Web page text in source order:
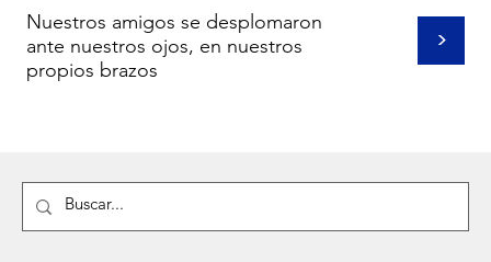
>
Nuestros amigos se desplomaron
ante nuestros ojos, en nuestros
propios brazos